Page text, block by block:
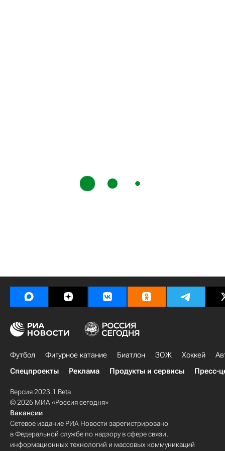
Футбол Фигурное катание Биатлон ЗОЖ Хоккей
Спецпроекты
Реклама Продукты и сервисы Пресс-
Версия 2023.1 Beta
© 2026 МИА «Россия сегодня»
Вакансии
Сетевое издание РИА Новости зарегистрировано
в Федеральной службе по надзору в сфере связи,
информационных технологий и массовых коммуникаций